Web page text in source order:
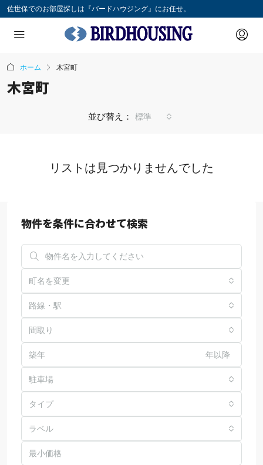
佐世保でのお部屋探しは『バードハウジング』にお任せ。
ホーム 木宮町
木宮町
並び替え： 標準
リストは見つかりませんでした
物件を条件に合わせて検索
町名を変更
路線・駅
間取り
年以降
駐車場
タイプ
ラベル